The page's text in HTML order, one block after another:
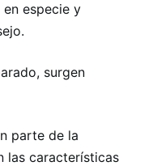
especie y
surgen
parte de la
las características